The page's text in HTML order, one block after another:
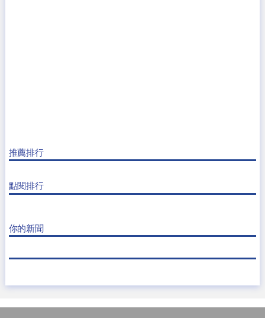
推薦排行
點閱排行
你的新聞